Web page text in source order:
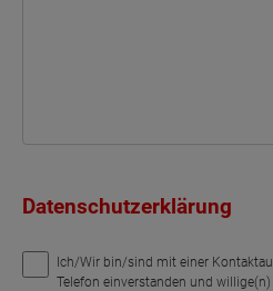
Datenschutzerklärung
Ich/Wir bin/sind mit einer
Telefon einverstanden und